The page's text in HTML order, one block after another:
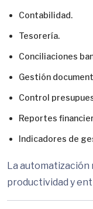
Contabilidad.
Tesorería.
Conciliaciones
Gestión
Control
Reportes
Indicadores de
La automatización
productividad y